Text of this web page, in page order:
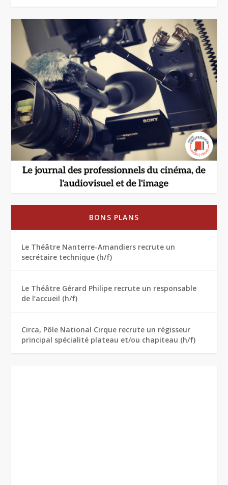
BONS PLANS
Le Théâtre Nanterre-Amandiers recrute un
secrétaire technique (h/f)
Le Théâtre Gérard Philipe recrute un responsable
de l’accueil (h/f)
Circa, Pôle National Cirque recrute un régisseur
principal spécialité plateau et/ou chapiteau (h/f)